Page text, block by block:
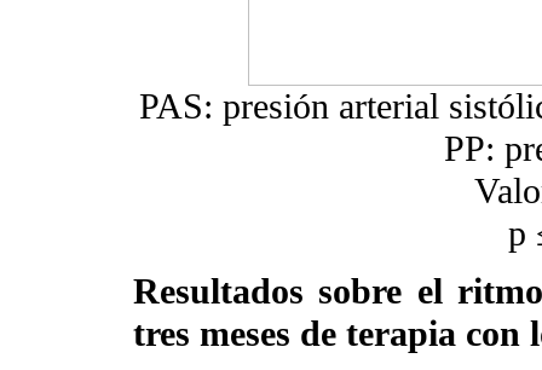
PAS: presión arterial
PP:
p
Resultados sobre el
tres meses de terapia